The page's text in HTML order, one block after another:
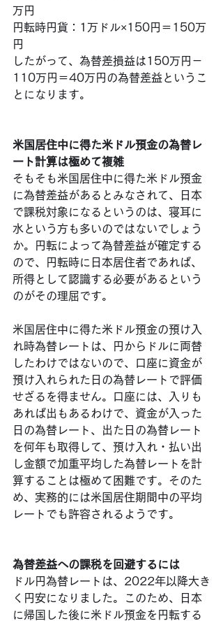
万円
円転時円貨：1万ドル×150円＝150万
円
したがって、為替差損益は150万円－
110万円＝40万円の為替差益というこ
とになります。
米国居住中に得た米ドル預金の為替レ
ート計算は極めて複雑
そもそも米国居住中に得た米ドル預金
に為替差益があるとみなされて、日本
で課税対象になるというのは、寝耳に
水という方も多いのではないでしょう
か。円転によって為替差益が確定する
ので、円転時に日本居住者であれば、
所得として認識する必要があるという
のがその理屈です。
米国居住中に得た米ドル預金の預け入
れ時為替レートは、円からドルに両替
したわけではないので、口座に資金が
預け入れられた日の為替レートで評価
せざるを得ません。口座には、入りも
あれば出もあるわけで、資金が入った
日の為替レート、出た日の為替レート
を何年も取得して、預け入れ・払い出
し金額で加重平均した為替レートを計
算することは極めて困難です。そのた
め、実務的には米国居住期間中の平均
レートでも許容されるようです。
為替差益への課税を回避するには
ドル円為替レートは、2022年以降大き
く円安になりました。このため、日本
に帰国した後に米ドル預金を円転する